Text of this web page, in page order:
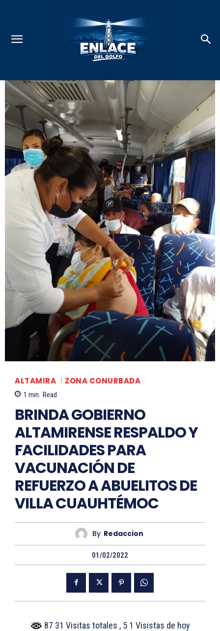
ALTAMIRA ZONA CONURBADA
1 min. Read
BRINDA GOBIERNO
ALTAMIRENSE RESPALDO Y
FACILIDADES PARA
VACUNACIÓN DE
REFUERZO A ABUELITOS DE
VILLA CUAUHTÉMOC
By Redaccion
01/02/2022
87 31 Visitas totales , 5 1 Visistas de hoy